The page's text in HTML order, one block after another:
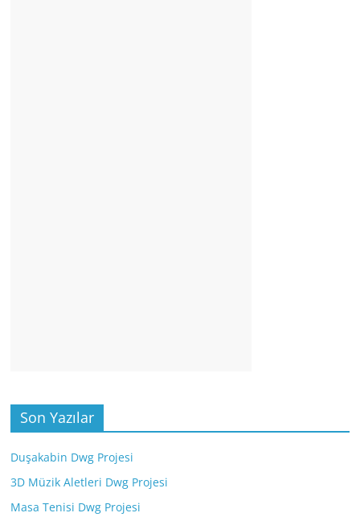
Son Yazılar
Duşakabin Dwg Projesi
3D Müzik Aletleri Dwg Projesi
Masa Tenisi Dwg Projesi